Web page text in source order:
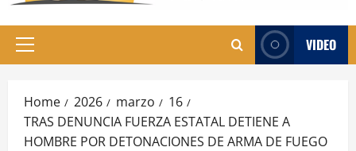
Primary
VIDEO
Home 2026 marzo
16
TRAS DENUNCIA FUERZA ESTATAL DETIENE A
HOMBRE POR DETONACIONES DE ARMA DE FUEGO